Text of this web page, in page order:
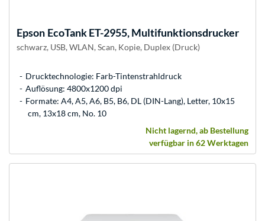
Epson EcoTank ET-2955, Multifunktionsdrucker
schwarz, USB, WLAN, Scan, Kopie, Duplex (Druck)
Drucktechnologie: Farb-Tintenstrahldruck
Auflösung: 4800x1200 dpi
Formate: A4, A5, A6, B5, B6, DL (DIN-Lang), Letter, 10x15
cm, 13x18 cm, No. 10
Nicht lagernd, ab Bestellung
verfügbar in 62 Werktagen